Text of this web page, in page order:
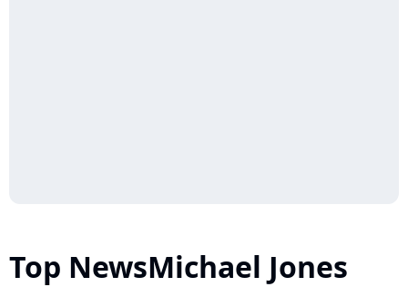
Top NewsMichael Jones